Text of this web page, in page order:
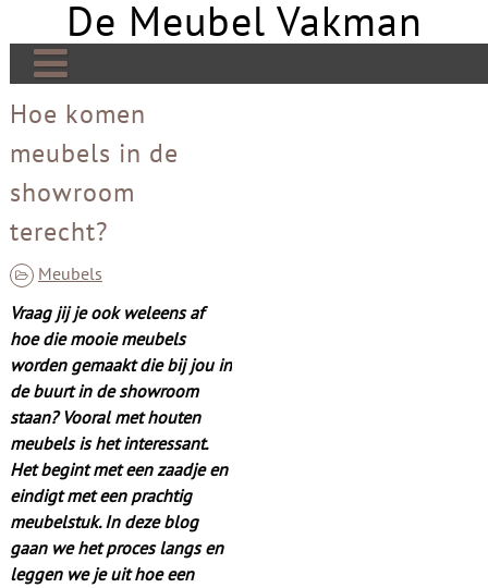
content
De Meubel Vakman
De Meubel Vakman | Meer over design
Banken
Bedden
Tafels
Tv meubels
Kasten
Open haard
Stoelen
Links
Contact
Hoe komen
meubels in de
showroom
terecht?
Meubels
Vraag jij je ook weleens af
hoe die mooie meubels
worden gemaakt die bij jou in
de buurt in de showroom
staan? Vooral met houten
meubels is het interessant.
Het begint met een zaadje en
eindigt met een prachtig
meubelstuk. In deze blog
gaan we het proces langs en
leggen we je uit hoe een